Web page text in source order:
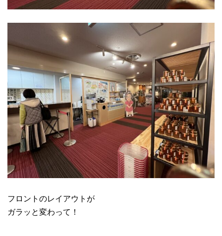
フロントのレイアウトが
ガラッと変わって！